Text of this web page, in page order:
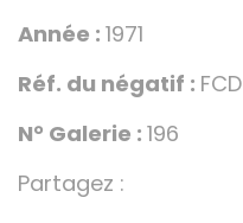
Année : 1971
Réf. du négatif :
N° Galerie : 196
Partagez :